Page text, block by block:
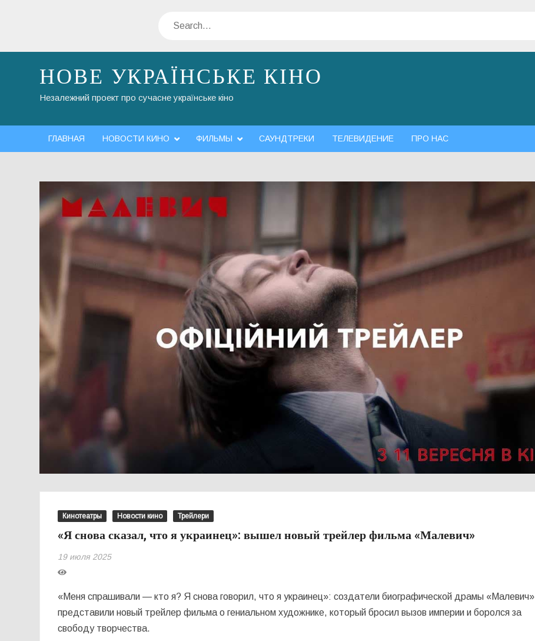
Search
НОВЕ УКРАЇНСЬКЕ КІНО
Незалежний проект про сучасне українське кіно
ГЛАВНАЯ НОВОСТИ КИНО ФИЛЬМЫ САУНДТРЕКИ ТЕЛЕВИДЕНИЕ ПРО НАС
Кинотеатры Новости кино Трейлери
«Я снова сказал, что я украинец»: вышел новый трейлер фильма «Малевич»
19 июля 2025
«Меня спрашивали — кто я? Я снова говорил, что я украинец»: создатели биографической драмы «Малевич»
представили новый трейлер фильма о гениальном художнике, который бросил вызов империи и боролся за
свободу творчества.